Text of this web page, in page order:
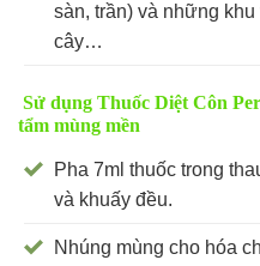
sàn, trần) và những
cây…
Sử dụng Thuốc Diệt Côn
tẩm mùng mền
Pha 7ml thuốc trong
và khuấy đều.
Nhúng mùng cho hóa